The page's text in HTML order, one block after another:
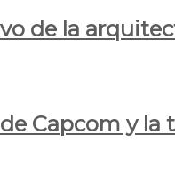
de la
Capcom y